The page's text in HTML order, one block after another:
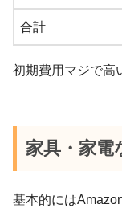
合計
初期費用マジで高
家具・家電
基本的には